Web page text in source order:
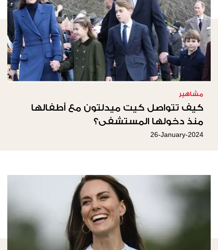
مشاهير
كيف تتواصل كيت ميدلتون مع أطفالها
منذ دخولها المستشفى؟
26-January-2024